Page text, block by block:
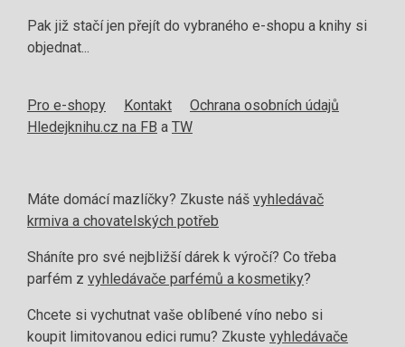
Pak již stačí jen přejít do vybraného e-shopu a knihy si
objednat...
Pro e-shopy Kontakt
Ochrana osobních údajů
Hledejknihu.cz na FB a TW
Máte domácí mazlíčky? Zkuste náš vyhledávač
krmiva a chovatelských potřeb
Sháníte pro své nejbližší dárek k výročí? Co třeba
parfém z vyhledávače parfémů a kosmetiky?
Chcete si vychutnat vaše oblíbené víno nebo si
koupit limitovanou edici rumu? Zkuste vyhledávače